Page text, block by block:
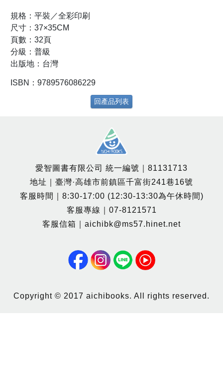
規格：平裝／全彩印刷
尺寸：37×35CM
頁數：32頁
分級：普級
出版地：台灣
ISBN：9789576086229
回產品列表
愛智圖書有限公司 統一編號｜81131713
地址｜臺灣·高雄市前鎮區千富街241巷16號
客服時間｜8:30-17:00 (12:30-13:30為午休時間)
客服專線｜07-8121571
客服信箱｜aichibk@ms57.hinet.net
Copyright © 2017 aichibooks. All rights reserved.